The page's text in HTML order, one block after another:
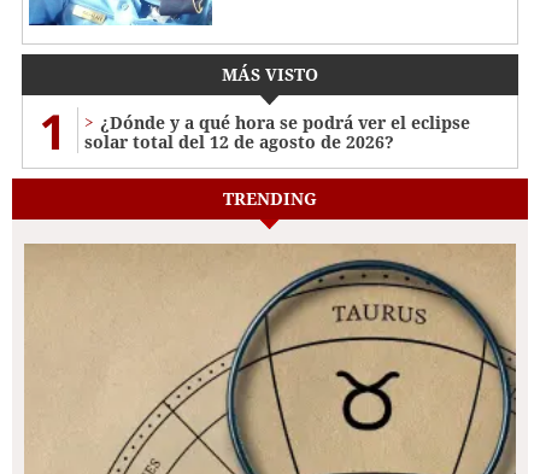
MÁS VISTO
1
¿Dónde y a qué hora se podrá ver el eclipse
solar total del 12 de agosto de 2026?
TRENDING